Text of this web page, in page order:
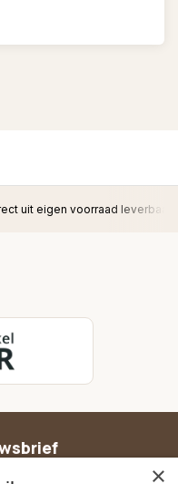
uit eigen voorraad leverbaar
×